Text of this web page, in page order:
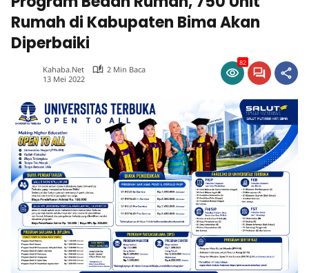
Rumah di Kabupaten Bima Akan
Diperbaiki
Kahaba.net
2 Min Baca
13 Mei 2022
82